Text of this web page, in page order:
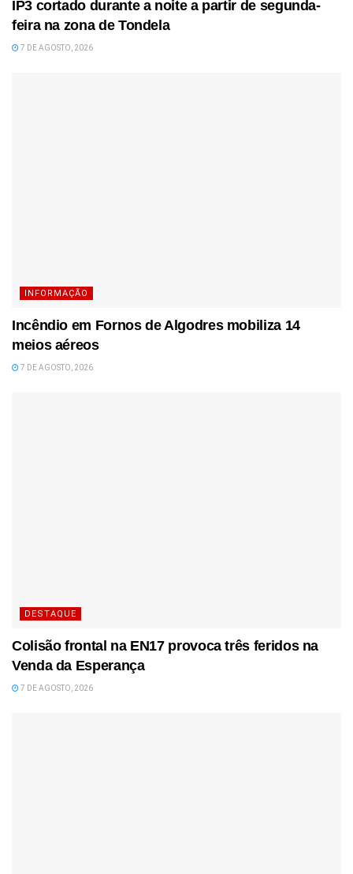
IP3 cortado durante a noite a partir de segunda-
feira na zona de Tondela
7 DE AGOSTO, 2026
INFORMAÇÃO
Incêndio em Fornos de Algodres mobiliza 14
meios aéreos
7 DE AGOSTO, 2026
DESTAQUE
Colisão frontal na EN17 provoca três feridos na
Venda da Esperança
7 DE AGOSTO, 2026